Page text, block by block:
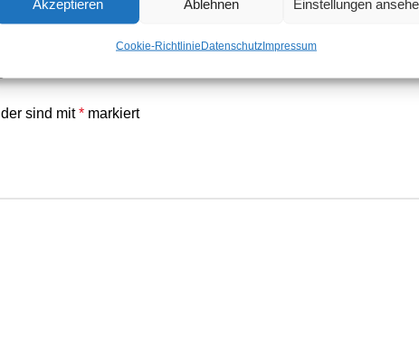
Akzeptieren Ablehnen Einstellungen
Cookie-RichtlinieDatenschutzImpressum
Zuverlässiger
sind mit* markiert